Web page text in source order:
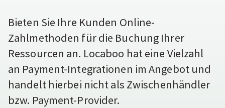
Bieten Sie Ihre Kunden Online-
Zahlmethoden für die Buchung Ihrer
Ressourcen an. Locaboo hat eine Vielzahl
an Payment-Integrationen im Angebot und
handelt hierbei nicht als Zwischenhändler
bzw. Payment-Provider.